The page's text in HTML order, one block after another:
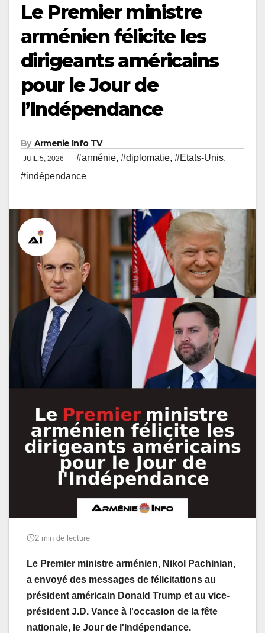
Le Premier ministre
arménien félicite les
dirigeants américains
pour le Jour de
l’Indépendance
By Armenie Info TV
JUIL 5, 2026 #arménie, #diplomatie, #Etats-Unis,
#indépendance
2 min de lecture
Le Premier ministre arménien, Nikol Pachinian,
a envoyé des messages de félicitations au
président américain Donald Trump et au vice-
président J.D. Vance à l'occasion de la fête
nationale, le Jour de l'Indépendance.